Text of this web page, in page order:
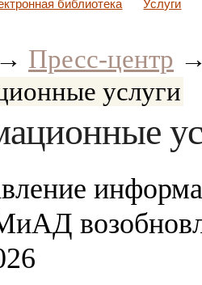
библиотека Услуги
→ Пресс-центр
услуги